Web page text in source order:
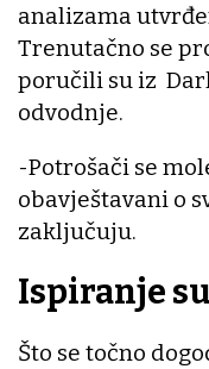
analizama
Trenutačno se
poručili su iz
odvodnje.
-Potrošači se
obavještavani o
zaključuju.
Ispiranje
Što se točno